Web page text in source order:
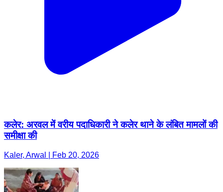
कलेर: अरवल में वरीय पदाधिकारी ने कलेर थाने के लंबित मामलों की
समीक्षा की
Kaler, Arwal | Feb 20, 2026